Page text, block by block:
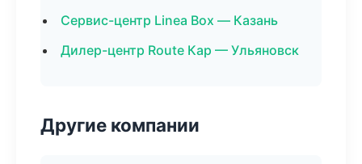
Сервис-центр Linea Box — Казань
Дилер-центр Route Кар — Ульяновск
Другие компании